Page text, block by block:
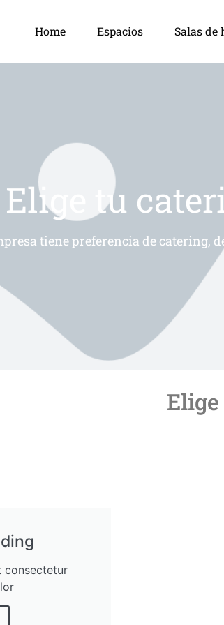
Home Espacios Salas de
Elige tu
tiene preferencia de catering,
consectetur